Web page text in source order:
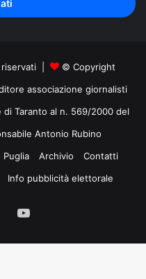
riservati |
© Copyright
associazione giornalisti
Taranto al n. 569/2000 del
Antonio Rubino
Archivio
Contatti
Info pubblicità elettorale
Tube